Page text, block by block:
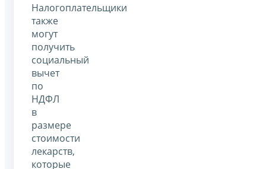
Налогоплательщики
также
могут
получить
социальный
вычет
по
НДФЛ
в
размере
стоимости
лекарств,
которые